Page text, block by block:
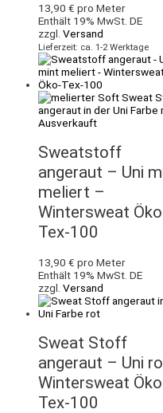
13,90 € pro Meter
Enthält 19% MwSt. DE
zzgl. Versand
Lieferzeit: ca. 1-2 Werktage
Ausverkauft
Sweatstoff
angeraut – Uni
meliert –
Wintersweat
Tex-100
13,90 € pro Meter
Enthält 19% MwSt. DE
zzgl. Versand
Sweat Stoff
angeraut – Uni
Wintersweat
Tex-100